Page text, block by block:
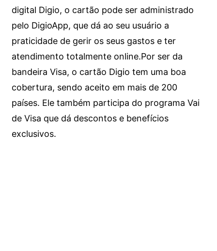
digital Digio, o cartão pode ser administrado
pelo DigioApp, que dá ao seu usuário a
praticidade de gerir os seus gastos e ter
atendimento totalmente online.Por ser da
bandeira Visa, o cartão Digio tem uma boa
cobertura, sendo aceito em mais de 200
países. Ele também participa do programa Vai
de Visa que dá descontos e benefícios
exclusivos.